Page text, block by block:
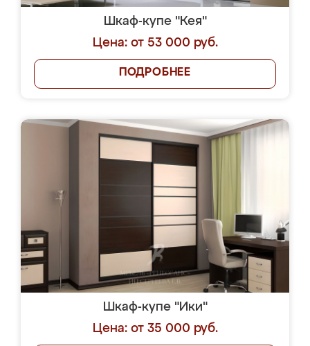
Шкаф-купе "Кея"
Цена: от 53 000 руб.
ПОДРОБНЕЕ
Шкаф-купе "Ики"
Цена: от 35 000 руб.